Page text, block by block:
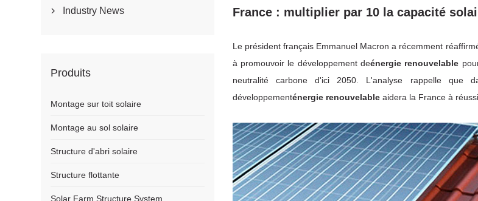
France : multiplier par 10 la capacité
Le président français Emmanuel Macron a récemment
à promouvoir le développement deénergie renouvelable
neutralité carbone d'ici 2050. L'analyse rappelle
développementénergie renouvelableaidera la France à
 Industry News
Produits
Montage sur toit solaire
Montage au sol solaire
Structure d'abri solaire
Structure flottante
Solar Farm Structure System